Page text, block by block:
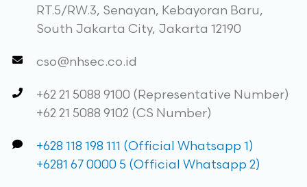
RT.5/RW.3, Senayan, Kebayoran Baru,
South Jakarta City, Jakarta 12190
cso@nhsec.co.id
+62 21 5088 9100 (Representative Number)
+62 21 5088 9102 (CS Number)
+628 118 198 111 (Official Whatsapp 1)
+6281 67 0000 5 (Official Whatsapp 2)